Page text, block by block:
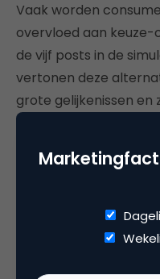
Vaak worden
overvloed aan
de vijf posts in de
vertonen deze
grote gelijkenissen en
onderscheiden.
hoeveelheid aan
kan een
(Iyengar & Lepper,
ander probleem om
alternatieven veel op